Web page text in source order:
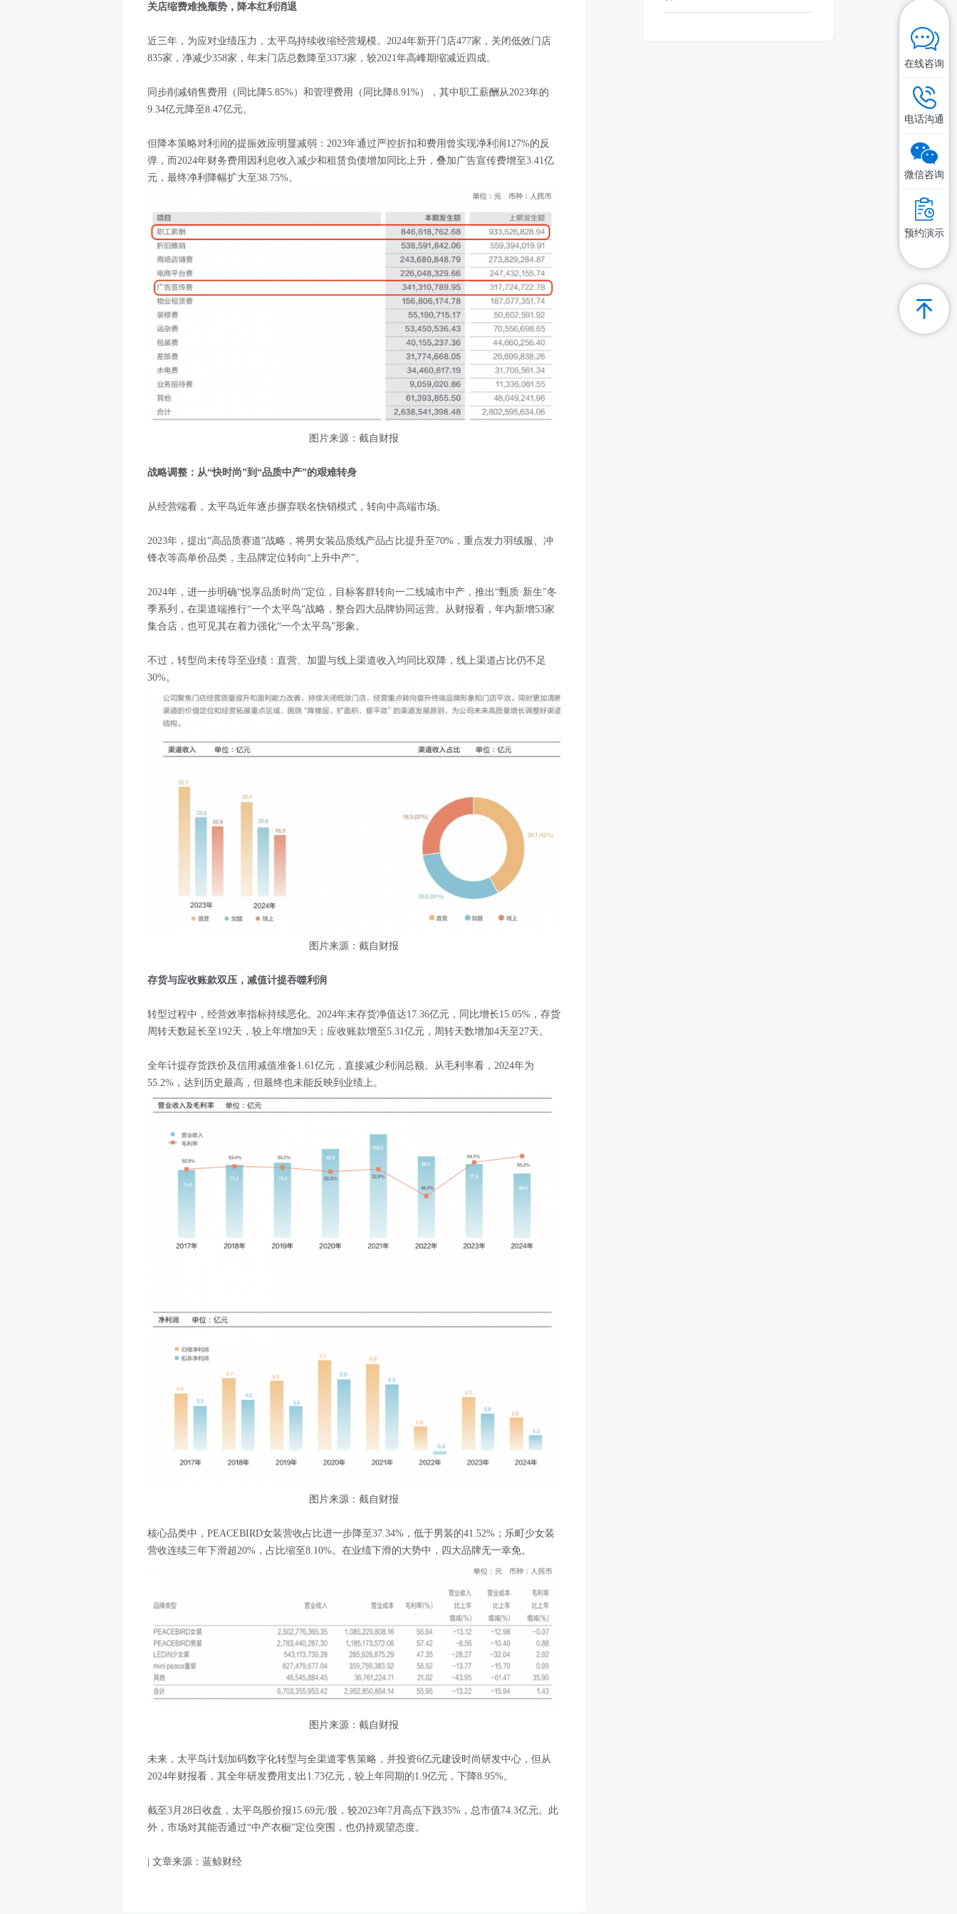
关店缩费难挽颓势，降本红利消退
近三年，为应对业绩压力，太平鸟持续收缩经营规模。2024年新开门店477家，关闭低效门店
835家，净减少358家，年末门店总数降至3373家，较2021年高峰期缩减近四成。
同步削减销售费用（同比降5.85%）和管理费用（同比降8.91%），其中职工薪酬从2023年的
9.34亿元降至8.47亿元。
但降本策略对利润的提振效应明显减弱：2023年通过严控折扣和费用曾实现净利润127%的反
弹，而2024年财务费用因利息收入减少和租赁负债增加同比上升，叠加广告宣传费增至3.41亿
元，最终净利降幅扩大至38.75%。
图片来源：截自财报
战略调整：从“快时尚”到“品质中产”的艰难转身
从经营端看，太平鸟近年逐步摒弃联名快销模式，转向中高端市场。
2023年，提出“高品质赛道”战略，将男女装品质线产品占比提升至70%，重点发力羽绒服、冲
锋衣等高单价品类，主品牌定位转向“上升中产”。
2024年，进一步明确“悦享品质时尚”定位，目标客群转向一二线城市中产，推出“甄质·新生”冬
季系列，在渠道端推行“一个太平鸟”战略，整合四大品牌协同运营。从财报看，年内新增53家
集合店，也可见其在着力强化“一个太平鸟”形象。
不过，转型尚未传导至业绩：直营、加盟与线上渠道收入均同比双降，线上渠道占比仍不足
30%。
图片来源：截自财报
存货与应收账款双压，减值计提吞噬利润
转型过程中，经营效率指标持续恶化。2024年末存货净值达17.36亿元，同比增长15.05%，存货
周转天数延长至192天，较上年增加9天；应收账款增至5.31亿元，周转天数增加4天至27天。
全年计提存货跌价及信用减值准备1.61亿元，直接减少利润总额。从毛利率看，2024年为
55.2%，达到历史最高，但最终也未能反映到业绩上。
图片来源：截自财报
核心品类中，PEACEBIRD女装营收占比进一步降至37.34%，低于男装的41.52%；乐町少女装
营收连续三年下滑超20%，占比缩至8.10%。在业绩下滑的大势中，四大品牌无一幸免。
图片来源：截自财报
未来，太平鸟计划加码数字化转型与全渠道零售策略，并投资6亿元建设时尚研发中心，但从
2024年财报看，其全年研发费用支出1.73亿元，较上年同期的1.9亿元，下降8.95%。
截至3月28日收盘，太平鸟股价报15.69元/股，较2023年7月高点下跌35%，总市值74.3亿元。此
外，市场对其能否通过“中产衣橱”定位突围，也仍持观望态度。
| 文章来源：蓝鲸财经
在线咨询
电话沟通
微信咨询
预约演示